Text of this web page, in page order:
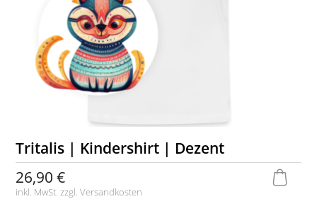
Tritalis | Kindershirt | Dezent
26,90 €
inkl. MwSt. zzgl.Versandkosten